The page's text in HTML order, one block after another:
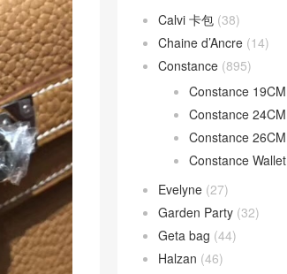
Calvi 卡包 (38)
Chaine d’Ancre (14)
Constance (895)
Constance 19CM
Constance 24CM
Constance 26CM
Constance Wallet
Evelyne (27)
Garden Party (32)
Geta bag (44)
Halzan (46)